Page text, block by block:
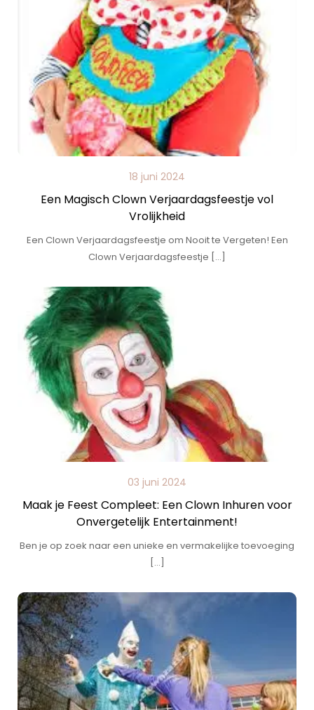
18 juni 2024
Een Magisch Clown Verjaardagsfeestje vol
Vrolijkheid
Een Clown Verjaardagsfeestje om Nooit te Vergeten! Een
Clown Verjaardagsfeestje […]
03 juni 2024
Maak je Feest Compleet: Een Clown Inhuren voor
Onvergetelijk Entertainment!
Ben je op zoek naar een unieke en vermakelijke toevoeging
[…]